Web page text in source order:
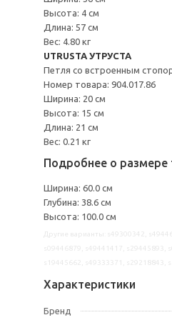
Высота: 4 см
Длина: 57 см
Вес: 4.80 кг
UTRUSTA УТРУСТА
Петля со встроенным
Номер товара: 904.017.86
Ширина: 20 см
Высота: 15 см
Длина: 21 см
Вес: 0.21 кг
Подробнее о размере
Ширина: 60.0 см
Глубина: 38.6 см
Высота: 100.0 см
Характеристики
Бренд